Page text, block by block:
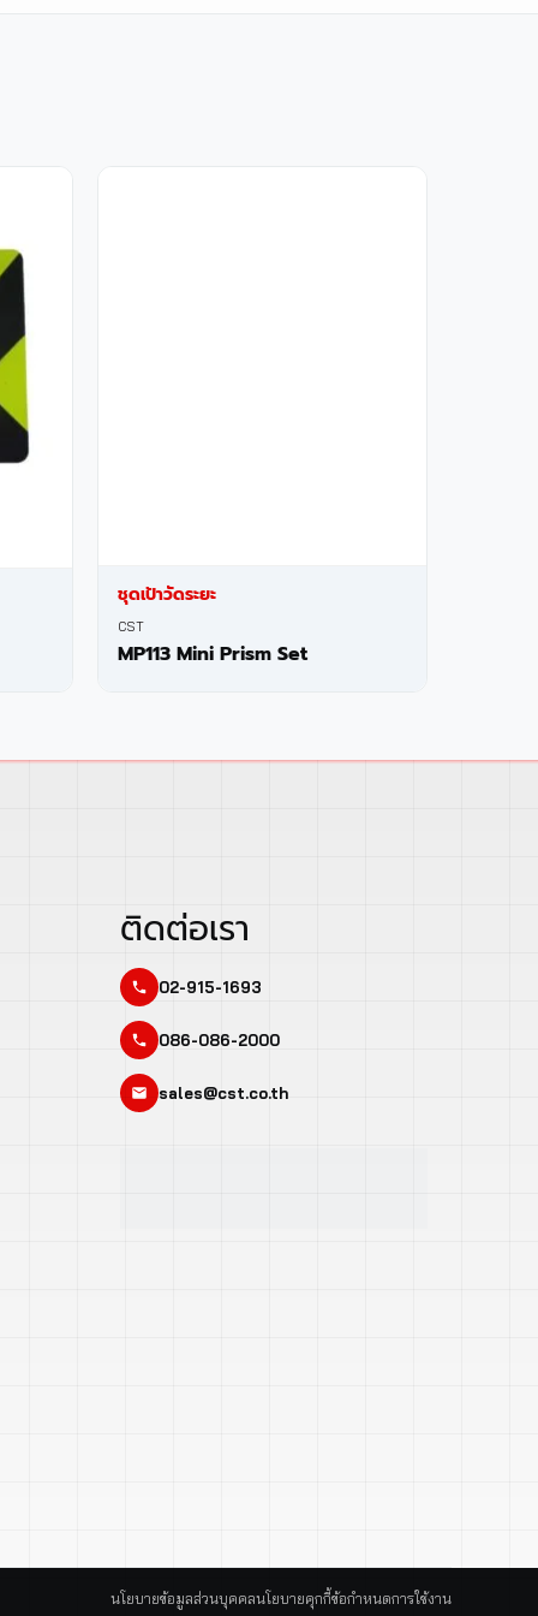
ชุดเป้าวัดระยะ
CST
MP113 Mini Prism Set
ติดต่อเรา
02-915-1693
086-086-2000
sales@cst.co.th
นโยบายข้อมูลส่วนบุคคลนโยบายคุกกี้ข้อกำหนดการใช้งาน